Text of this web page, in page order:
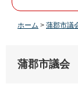
ホーム > 蒲郡市議
蒲郡市議会